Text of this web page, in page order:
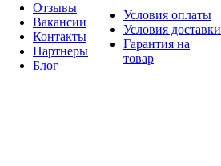
Отзывы
Вакансии
Контакты
Партнеры
Блог
Условия оплаты
Условия доставки
Гарантия на
товар